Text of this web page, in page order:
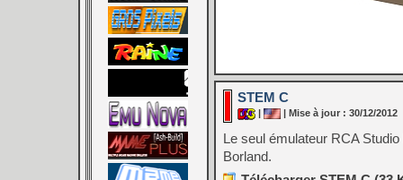
STEM C
| | Mise à jour : 30/12/2012
Le seul émulateur RCA
Borland.